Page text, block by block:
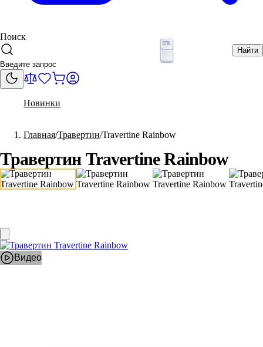
Поиск
Найти
Новинки
Главная Травертин Travertine Rainbow
Травертин Travertine Rainbow
Видео